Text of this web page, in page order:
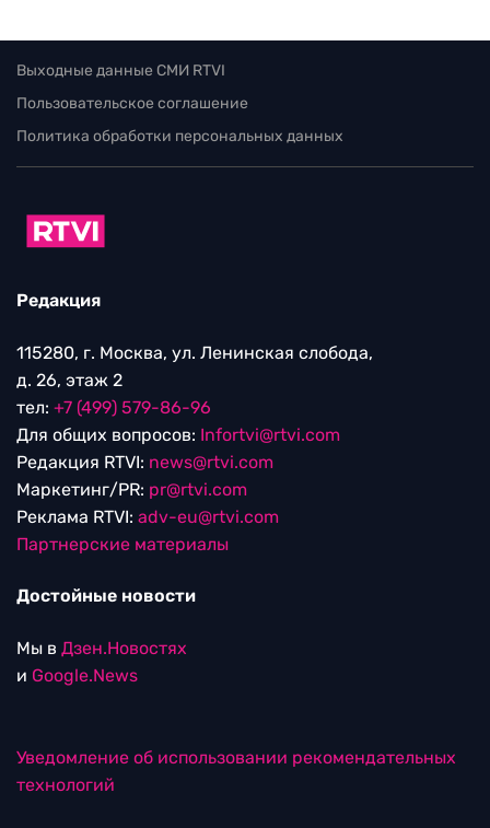
Выходные данные СМИ RTVI
Пользовательское соглашение
Политика обработки персональных данных
Редакция
115280, г. Москва, ул. Ленинская слобода,
д. 26, этаж 2
тел: +7 (499) 579-86-96
Для общих вопросов: Infortvi@rtvi.com
Редакция RTVI: news@rtvi.com
Маркетинг/PR: pr@rtvi.com
Реклама RTVI: adv-eu@rtvi.com
Партнерские материалы
Достойные новости
Мы в Дзен.Новостях
и Google.News
Уведомление об использовании рекомендательных
технологий